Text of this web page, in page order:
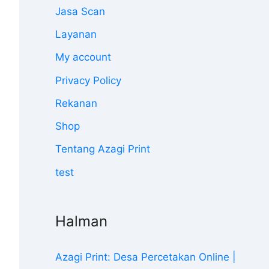
Jasa Scan
Layanan
My account
Privacy Policy
Rekanan
Shop
Tentang Azagi Print
test
Halman
Azagi Print: Desa Percetakan Online |